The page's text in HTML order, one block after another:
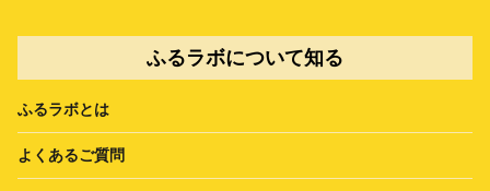
ふるラボについて知る
ふるラボとは
よくあるご質問